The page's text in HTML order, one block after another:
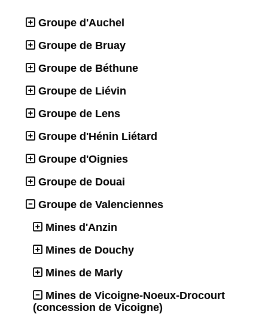
Groupe d'Auchel
Groupe de Bruay
Groupe de Béthune
Groupe de Liévin
Groupe de Lens
Groupe d'Hénin Liétard
Groupe d'Oignies
Groupe de Douai
Groupe de Valenciennes
Mines d'Anzin
Mines de Douchy
Mines de Marly
Mines de Vicoigne-Noeux-Drocourt
(concession de Vicoigne)